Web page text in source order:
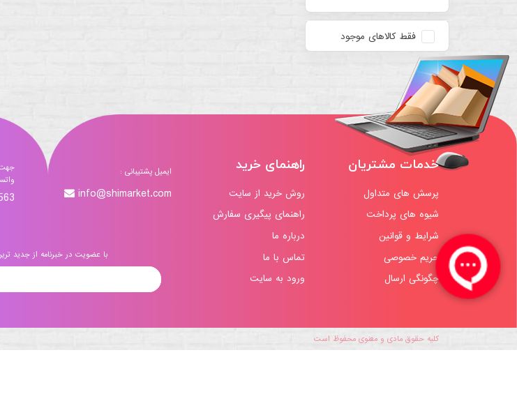
فقط کالاهای موجود
خدمات مشتریان
پرسش های متداول
شیوه های پرداخت
شرایط و قوانین
حریم خصوصی
چگونگی ارسال
راهنمای خرید
روش خرید از سایت
راهنمای پیگیری سفارش
درباره ما
تماس با ما
ورود به سایت
ایمیل پشتیبانی :
info@shimarket.com
جهت
با عضویت در خبرنامه از جدید
کلیه حقوق مادی و معنوی محفوظ است